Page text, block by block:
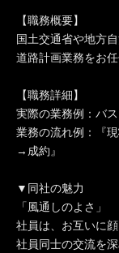
【職務概要】
国土交通省や地方
道路計画業務をお任
【職務詳細】
実際の業務例：バ
業務の流れ例：『
→成約』
▼同社の魅力
「風通しのよさ」
社員は、お互いに
社員同士の交流を